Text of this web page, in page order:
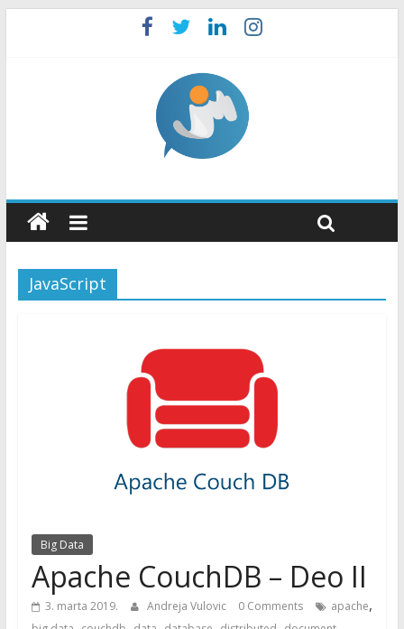
JavaScript
Big Data
Apache CouchDB – Deo II
3. marta 2019. Andreja Vulovic 0 Comments apache,